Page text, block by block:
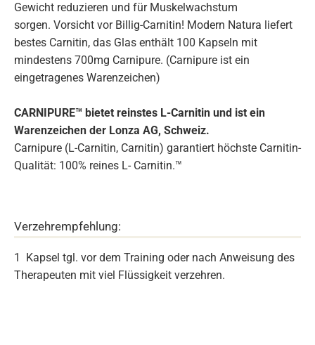
Gewicht reduzieren und für Muskelwachstum
sorgen. Vorsicht vor Billig-Carnitin! Modern Natura liefert
bestes Carnitin, das Glas enthält 100 Kapseln mit
mindestens 700mg Carnipure. (Carnipure ist ein
eingetragenes Warenzeichen)
CARNIPURE™ bietet reinstes L-Carnitin und ist ein
Warenzeichen der Lonza AG, Schweiz.
Carnipure (L-Carnitin, Carnitin) garantiert höchste Carnitin-
Qualität: 100% reines L- Carnitin.™
Verzehrempfehlung:
1 Kapsel tgl. vor dem Training oder nach Anweisung des
Therapeuten mit viel Flüssigkeit verzehren.